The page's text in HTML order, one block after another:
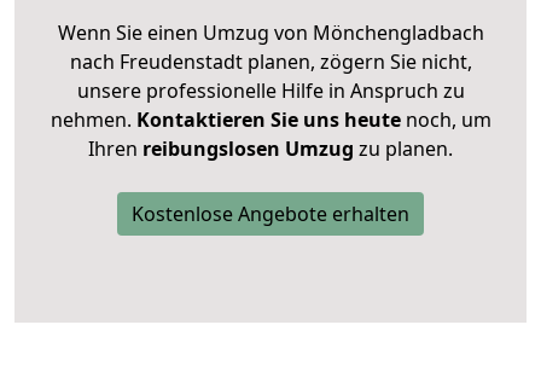
Wenn Sie einen Umzug von Mönchengladbach
nach Freudenstadt planen, zögern Sie nicht,
unsere professionelle Hilfe in Anspruch zu
nehmen. Kontaktieren Sie uns heutenoch, um
Ihren reibungslosen Umzug zu planen.
Kostenlose Angebote erhalten